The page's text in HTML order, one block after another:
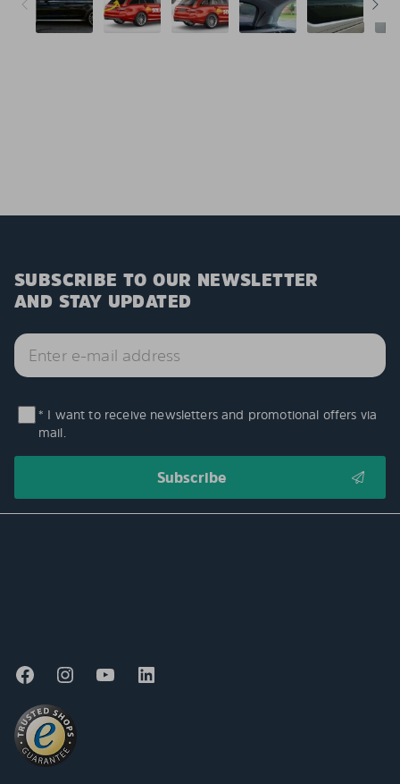
SUBSCRIBE TO OUR NEWSLETTER
AND STAY UPDATED
* I want to receive newsletters and promotional offers via
mail.